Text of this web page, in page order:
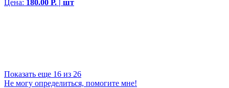
Цена: 180.00 Р. | шт
Показать еще 16 из 26
Не могу определиться, помогите мне!